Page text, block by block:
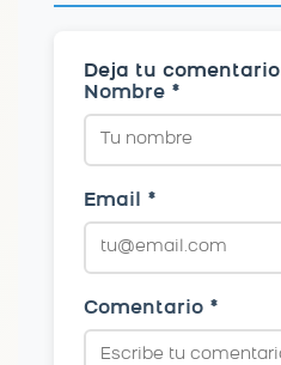
Deja tu comentario
Nombre *
Email *
Comentario *